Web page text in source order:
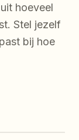
hoeveel
Stel jezelf
bij hoe